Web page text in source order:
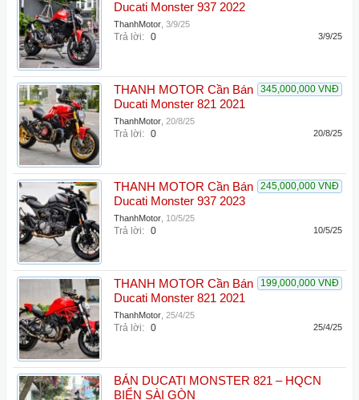
Ducati Monster 937 2022
ThanhMotor 3/9/25
Trả lời: 0 3/9/25
345,000,000 VNĐ
THANH MOTOR Cần Bán
Ducati Monster 821 2021
ThanhMotor 20/8/25
Trả lời: 0 20/8/25
245,000,000 VNĐ
THANH MOTOR Cần Bán
Ducati Monster 937 2023
ThanhMotor 10/5/25
Trả lời: 0 10/5/25
199,000,000 VNĐ
THANH MOTOR Cần Bán
Ducati Monster 821 2021
ThanhMotor 25/4/25
Trả lời: 0 25/4/25
BÁN DUCATI MONSTER 821 – HQCN
BIỂN SÀI GÒN